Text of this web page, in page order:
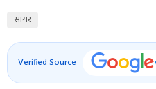
सागर
Verified Source